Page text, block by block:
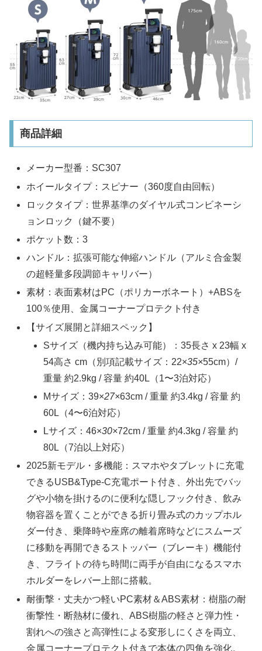
商品詳細
メーカー型番：SC307
ホイールタイプ：スピナー（360度自由回転）
ロックタイプ：世界基準のダイヤル式コンビネーシ
ョンロック（鍵不要）
ポケット数：3
ハンドル：拡張可能な伸縮ハンドル（アルミ合金製
の超軽量多段調節キャリバー）
素材：表面素材はPC（ポリカーボネート）+ABSを
100％使用、金属コーナープロテクト付き
【サイズ展開と詳細スペック】
Sサイズ（機内持ち込み可能）：35長さ x 23幅 x
54高さ cm（別項記載サイズ：22×35×55cm）/
重量 約2.9kg / 容量 約40L（1〜3泊対応）
Mサイズ：39×27×63cm / 重量 約3.4kg / 容量 約
60L（4〜6泊対応）
Lサイズ：46×30×72cm / 重量 約4.3kg / 容量 約
80L（7泊以上対応）
2025新モデル・多機能：スマホやタブレットに充電
できるUSB&Type-C充電ポート付き、外出先でバッ
グや小物を掛けるのに便利な隠しフック付き、飲み
物容器を置くことができる折り畳み式のカップホル
ダー付き、乗降時や座席の離着席時などにスムーズ
に移動を再開できるストッパー（ブレーキ）機能付
き、フライトの待ち時間に両手が自由になるスマホ
ホルダーをレバー上部に搭載。
耐衝撃・丈夫かつ軽いPC素材＆ABS素材：樹脂の耐
衝撃性・断熱材に優れ、ABS樹脂の軽さと弾力性・
割れへの強さと高弾性による変形しにくさを両立、
金属コーナープロテクト付きで本体の四角を強化。